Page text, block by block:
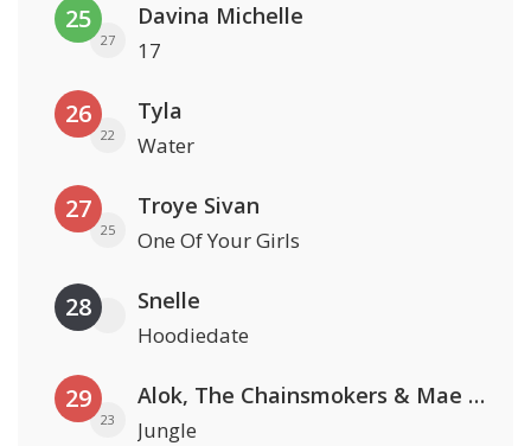
25
27
Davina Michelle
17
26
22
Tyla
Water
27
25
Troye Sivan
One Of Your Girls
28 Snelle
Hoodiedate
29
23
Alok, The Chainsmokers & Mae Stephens
Jungle